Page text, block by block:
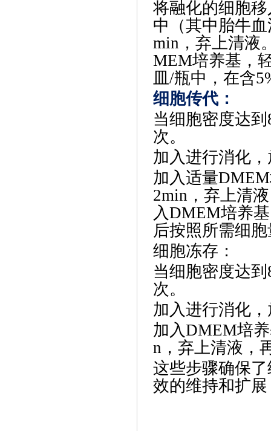
将融化的细胞
中（其中胎牛
min，弃上清液
MEM培养基，
皿/瓶中，在含
细胞传代 ‌：
当细胞密度达到
次。
加入进行消化
加入适量
2min，弃上清
入DMEM培养
后按照所需细
细胞冻存 ‌：
当细胞密度达到
次。
加入进行消化
加入DMEM培
n，弃上清液，
这些步骤确保
效的维持和扩